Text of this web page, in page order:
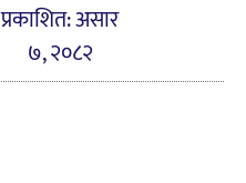
प्रकाशित: असार
७, २०८२